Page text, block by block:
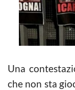
Una
che non sta